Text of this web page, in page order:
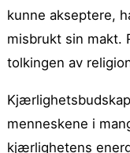
kunne akseptere,
misbrukt sin makt.
tolkingen av
menneskene i
kjærlighetens